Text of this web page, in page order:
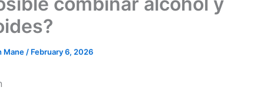
Mane / February 6, 2026